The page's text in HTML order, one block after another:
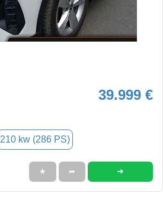
39.999 €
210 kw (286 PS)
★ ➦ ➜